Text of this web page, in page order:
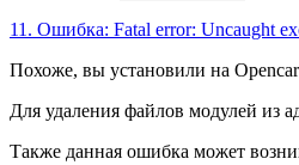
11. Ошибка: Fatal error: Uncaught
Похоже, вы установили на
Для удаления файлов модулей из
Также данная ошибка может